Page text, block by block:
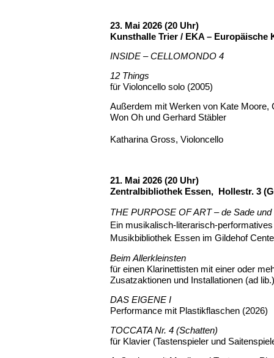
23. Mai 2026 (20 Uhr)
Kunsthalle Trier / EKA – Europäische
INSIDE – CELLOMONDO 4
12 Things
für Violoncello solo (2005)
Außerdem mit Werken von Kate Moore,
Won Oh und Gerhard Stäbler
Katharina Gross, Violoncello
21. Mai 2026 (20 Uhr)
Zentralbibliothek Essen, Hollestr. 3
THE PURPOSE OF ART – de Sade
Ein musikalisch-literarisch-
Musikbibliothek Essen im Gildehof
Beim Allerkleinsten
für einen Klarinettisten mit einer oder
Zusatzaktionen und Installationen (ad
DAS EIGENE I
Performance mit Plastikflaschen (2026)
TOCCATA Nr. 4 (Schatten)
für Klavier (Tastenspieler und